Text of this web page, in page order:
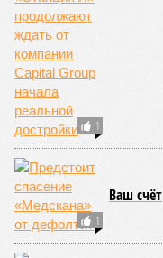
1
1
Ваш счёт